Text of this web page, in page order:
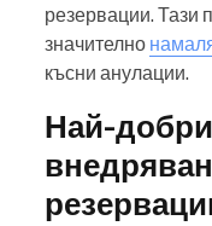
резервации. Тази
значително
късни анулации.
Най-добри